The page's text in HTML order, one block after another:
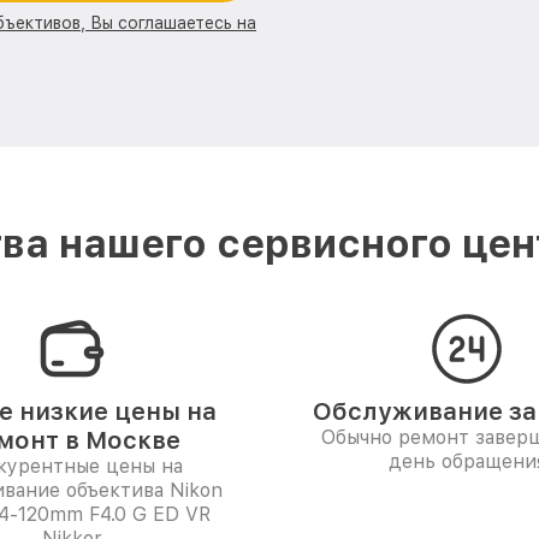
Вы соглашаетесь на
нашего сервисного
низкие цены на
в Москве
цены на
объектива Nikon
120mm F4.0 G ED VR
Обслуживание за
Обычно ремонт
день